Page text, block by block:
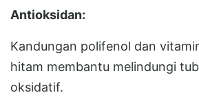
Antioksidan:
Kandungan polifenol dan
hitam membantu melindungi
oksidatif.